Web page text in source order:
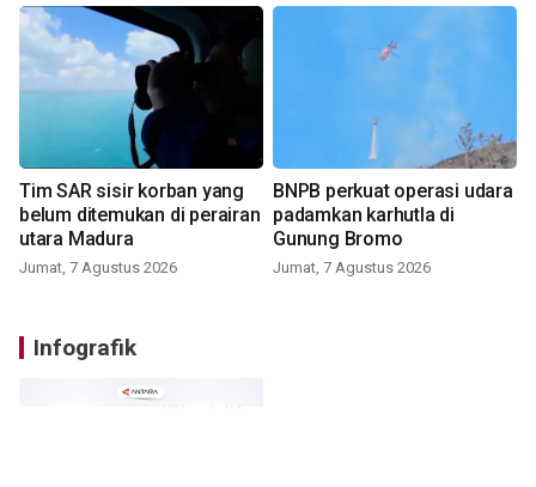
Tim SAR sisir korban yang
belum ditemukan di perairan
utara Madura
Jumat, 7 Agustus 2026
BNPB perkuat operasi udara
padamkan karhutla di
Gunung Bromo
Jumat, 7 Agustus 2026
Infografik